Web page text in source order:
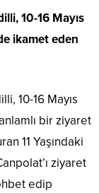
10-16 Mayıs
ikamet eden
10-16 Mayıs
bir ziyaret
11 Yaşındaki
ziyaret
edip